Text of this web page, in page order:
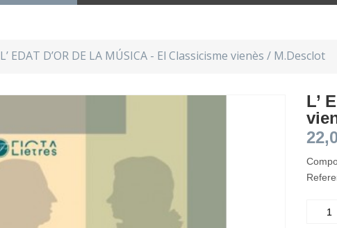
L’ EDAT D’OR DE LA MÚSICA - El Classicisme vienès / M.Desclot
L’